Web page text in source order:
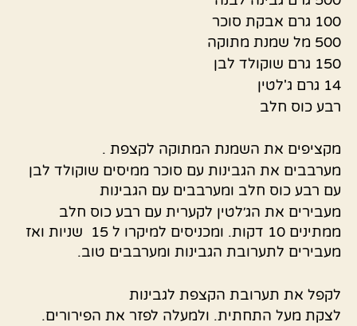
100 גרם אבקת סוכר
500 מל שמנת מתוקה
150 גרם שוקולד לבן
14 גרם ג'לטין
רבע כוס חלב
מקציפים את השמנת המתוקה לקצפת .
מערבבים את הגבינות עם סוכר ממיסים שוקולד לבן
עם רבע כוס חלב ומערבבים עם הגבינות
מעבירים את הג׳לטין לקערית עם רבע כוס חלב
ממתינים 10 דקות. ומכניסים למיקרו ל 15 שניות ואז
מעבירים לתערובת הגבינות ומערבבים טוב.
לקפל את תערובת הקצפת לגבינות
לצקת מעל התחתית. ולמעלה לפזר את הפירורים.